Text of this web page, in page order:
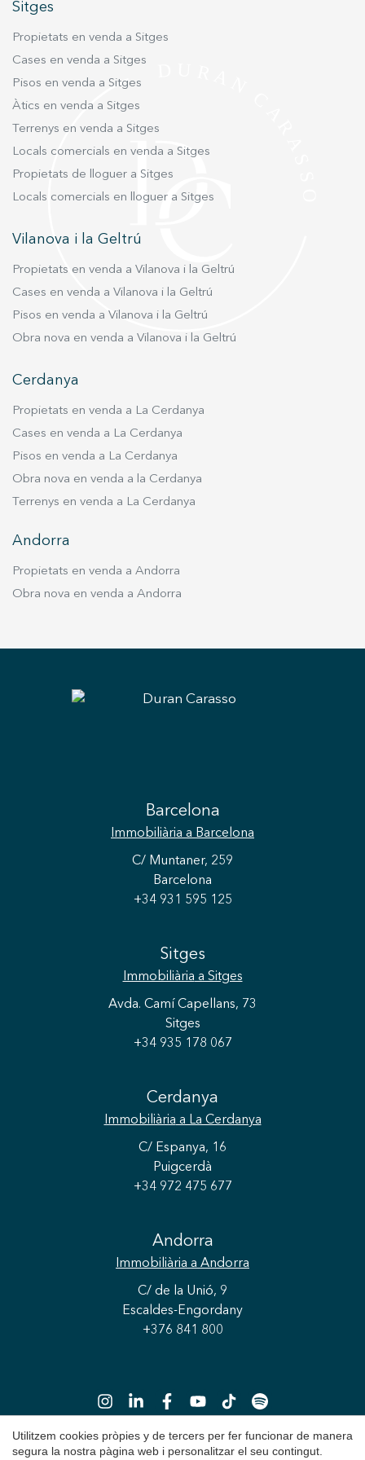
mateix temps del màxim luxe, espai i privacitat.
Sitges
Propietats en venda a Sitges
Cases en venda a Sitges
Pisos en venda a Sitges
Àtics en venda a Sitges
Terrenys en venda a Sitges
Locals comercials en venda a Sitges
Propietats de lloguer a Sitges
Locals comercials en lloguer a Sitges
Vilanova i la Geltrú
Propietats en venda a Vilanova i la Geltrú
Cases en venda a Vilanova i la Geltrú
Pisos en venda a Vilanova i la Geltrú
Obra nova en venda a Vilanova i la Geltrú
Cerdanya
Propietats en venda a La Cerdanya
Cases en venda a La Cerdanya
Pisos en venda a La Cerdanya
Obra nova en venda a la Cerdanya
Terrenys en venda a La Cerdanya
Andorra
Propietats en venda a Andorra
Obra nova en venda a Andorra
Barcelona
Immobiliària a Barcelona
C/ Muntaner, 259
Barcelona
+34 931 595 125
Sitges
Immobiliària a Sitges
Avda. Camí Capellans, 73
Sitges
+34 935 178 067
Cerdanya
Immobiliària a La Cerdanya
C/ Espanya, 16
Puigcerdà
+34 972 475 677
Andorra
Immobiliària a Andorra
C/ de la Unió, 9
Escaldes-Engordany
+376 841 800
Utilitzem cookies pròpies y de tercers per fer funcionar de manera
segura la nostra pàgina web i personalitzar el seu contingut.